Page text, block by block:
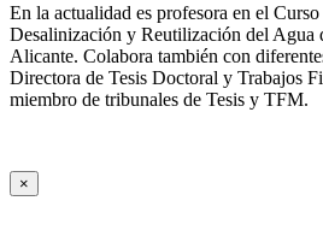
En la actualidad es profesora en el
Desalinización y Reutilización del Agua
Alicante. Colabora también con
Directora de Tesis Doctoral y Trabajos
miembro de tribunales de Tesis y TFM.
×